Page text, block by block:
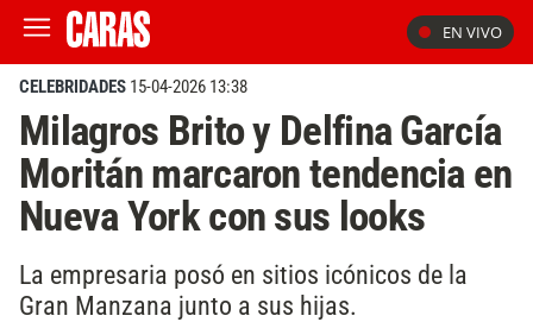
EN VIVO
CELEBRIDADES 15-04-2026 13:38
Milagros Brito y Delfina García
Moritán marcaron tendencia en
Nueva York con sus looks
La empresaria posó en sitios icónicos de la
Gran Manzana junto a sus hijas.